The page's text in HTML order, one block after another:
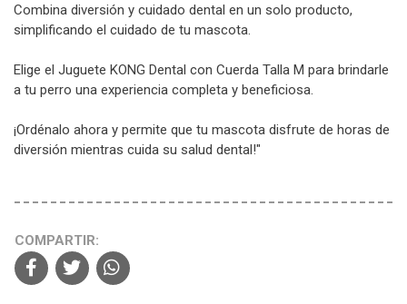
Combina diversión y cuidado dental en un solo producto,
simplificando el cuidado de tu mascota.
Elige el Juguete KONG Dental con Cuerda Talla M para brindarle
a tu perro una experiencia completa y beneficiosa.
¡Ordénalo ahora y permite que tu mascota disfrute de horas de
diversión mientras cuida su salud dental!"
COMPARTIR: